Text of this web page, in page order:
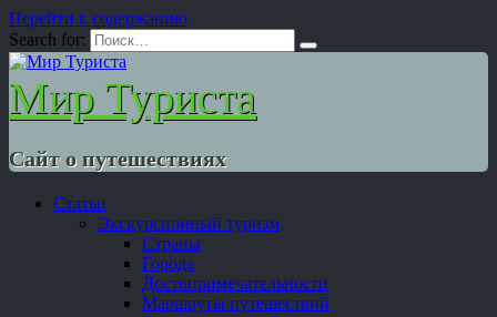
Перейти к содержанию
Search for:
Мир Туриста
Сайт о путешествиях
Статьи
Экскурсионный туризм
Страны
Города
Достопримечательности
Маршруты путешествий